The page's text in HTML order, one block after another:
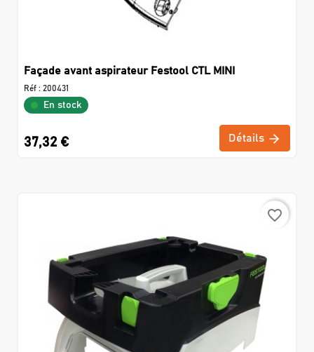
Façade avant aspirateur Festool CTL MINI
Réf : 200431
En stock
37,32 € Détails
favorite_border